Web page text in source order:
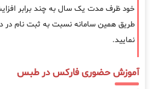
خود ظرف مدت یک سال به چند برابر
طریق همین سامانه نسبت به ثبت نام در
نمایید.
آموزش حضوری فارکس در طبس